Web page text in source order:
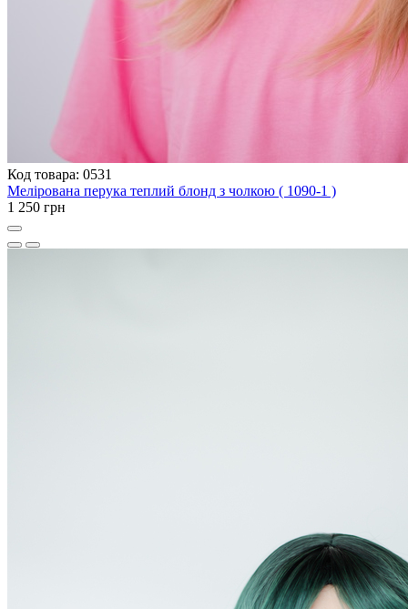
Код товара: 0531
Мелірована перука теплий блонд з чолкою ( 1090-1 )
1 250 грн